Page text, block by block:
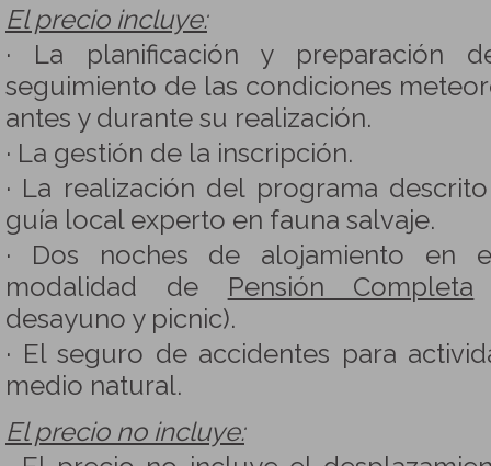
El precio incluye:
· La planificación y preparación
seguimiento de las condiciones
antes y durante su realización.
· La gestión de la inscripción.
· La realización del programa
guía local experto en fauna salvaje.
· Dos noches de alojamiento en
modalidad de Pensión Completa
desayuno y picnic).
· El seguro de accidentes para
medio natural.
El precio no incluye: